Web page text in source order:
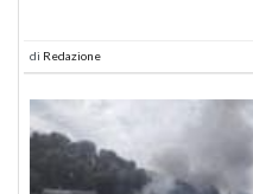
di Redazione